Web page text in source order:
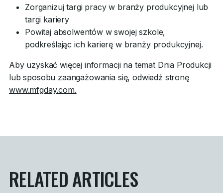
Zorganizuj targi pracy w branży produkcyjnej lub
targi kariery
Powitaj absolwentów w swojej szkole,
podkreślając ich karierę w branży produkcyjnej.
Aby uzyskać więcej informacji na temat Dnia Produkcji
lub sposobu zaangażowania się, odwiedź stronę
www.mfgday.com.
RELATED ARTICLES